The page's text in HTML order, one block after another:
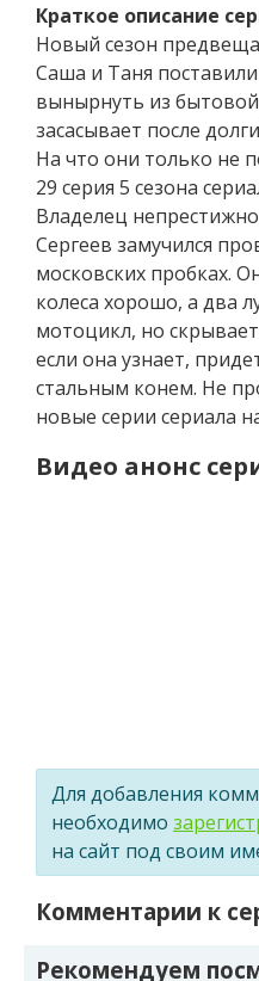
Краткое описание
Новый сезон
Саша и Таня
вынырнуть из
засасывает после
На что они только не
29 серия 5 сезона
Владелец
Сергеев замучился
московских пробках.
колеса хорошо, а два
мотоцикл, но
если она узнает,
стальным конем. Не
новые серии сериала
Видео анонс
Для добавления
необходимо
на сайт под своим
Комментарии к
Рекомендуем